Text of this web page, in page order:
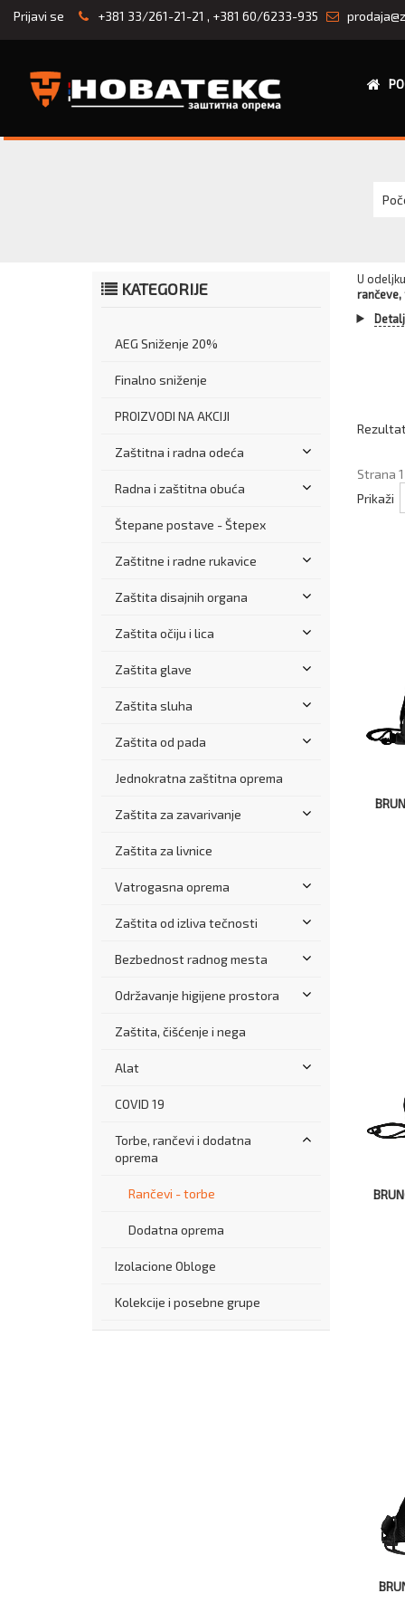
Prijavi se +381 33/261-21-21 , +381 60/6233-935
KATEGORIJE
AEG Sniženje 20%
Finalno sniženje
PROIZVODI NA AKCIJI
Zaštitna i radna odeća
Radna i zaštitna obuća
Štepane postave - Štepex
Zaštitne i radne rukavice
Zaštita disajnih organa
Zaštita očiju i lica
Zaštita glave
Zaštita sluha
Zaštita od pada
Jednokratna zaštitna oprema
Zaštita za zavarivanje
Zaštita za livnice
Vatrogasna oprema
Zaštita od izliva tečnosti
Bezbednost radnog mesta
Održavanje higijene prostora
Zaštita, čišćenje i nega
Alat
COVID 19
Torbe, rančevi i dodatna
oprema
Rančevi - torbe
Dodatna oprema
Izolacione Obloge
Kolekcije i posebne grupe
U
Strana
Prikaži